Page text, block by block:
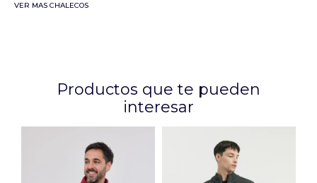
VER MAS CHALECOS
Productos que te pueden
interesar